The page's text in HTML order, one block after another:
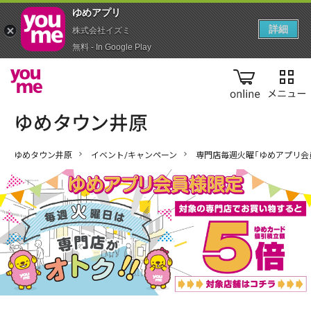
online
ゆめタウン井原 イベント/キャンペーン 専門店毎週火曜「ゆめアプリ
ゆめアプ‪リ‬
株式会社イズミ
無料 - In Google Play
詳細